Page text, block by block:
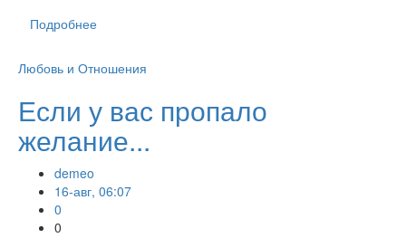
Подробнее
Любовь и Отношения
Если у вас пропало
желание...
demeo
16-авг, 06:07
0
0